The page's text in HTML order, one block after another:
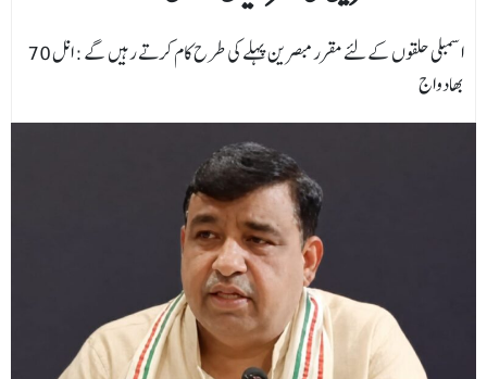
70 اسمبلی حلقوں کےلئے مقرر مبصرین پہلے کی طرح کام کرتے رہیں گے : انل
بھادواج